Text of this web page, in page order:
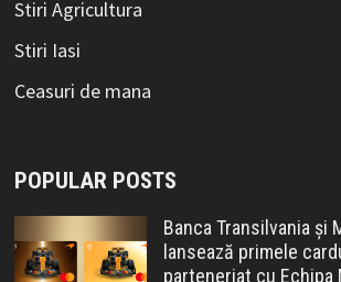
Stiri Agricultura
Stiri Iasi
Ceasuri de mana
POPULAR POSTS
Banca Transilvania și
lansează primele
parteneriat cu Echipa